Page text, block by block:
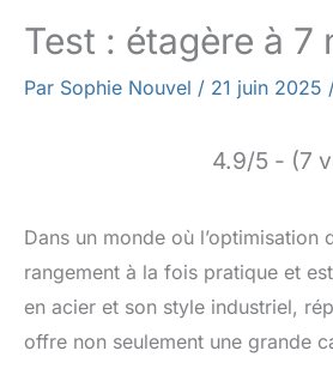
Test : étagère à
Par Sophie Nouvel / 21 juin 2025
4.9/5 - (7
Dans un monde où
rangement à la fois pratique et
en acier et son style industriel,
offre non seulement une grande